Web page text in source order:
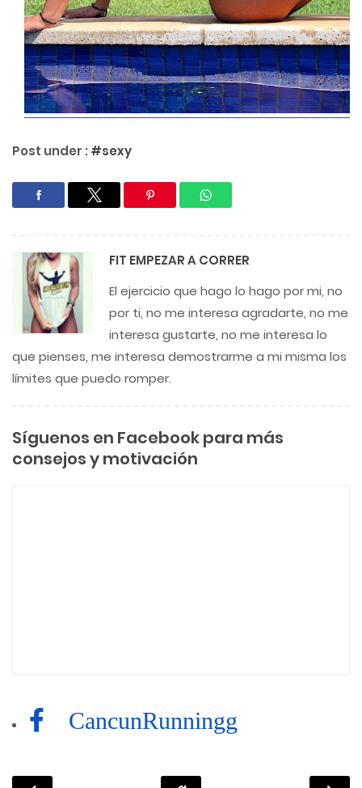
Post under :#sexy
FIT EMPEZAR A CORRER
El ejercicio que hago lo hago por mi, no
por ti, no me interesa agradarte, no me
interesa gustarte, no me interesa lo
que pienses, me interesa demostrarme a mi misma los
límites que puedo romper.
Síguenos en Facebook para más
consejos y motivación
CancunRunningg